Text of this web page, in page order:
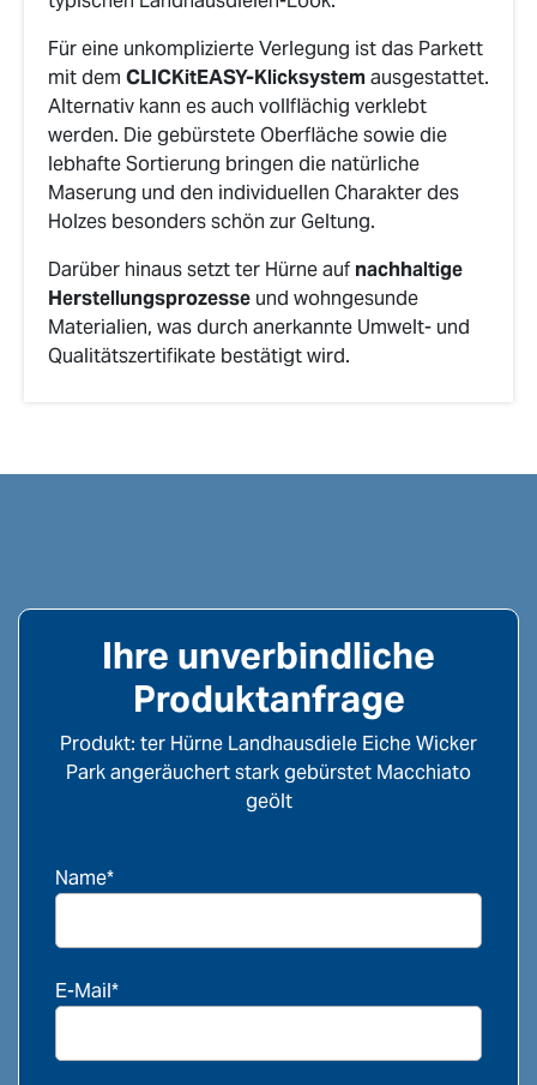
Für eine unkomplizierte Verlegung ist das Parkett
mit dem CLICKitEASY-Klicksystemausgestattet.
Alternativ kann es auch vollflächig verklebt
werden. Die gebürstete Oberfläche sowie die
lebhafte Sortierung bringen die natürliche
Maserung und den individuellen Charakter des
Holzes besonders schön zur Geltung.
Darüber hinaus setzt ter Hürne auf nachhaltige
Herstellungsprozesse und wohngesunde
Materialien, was durch anerkannte Umwelt- und
Qualitätszertifikate bestätigt wird.
Ihre unverbindliche
Produktanfrage
Produkt: ter Hürne Landhausdiele Eiche Wicker
Park angeräuchert stark gebürstet Macchiato
geölt
Name*
E-Mail*